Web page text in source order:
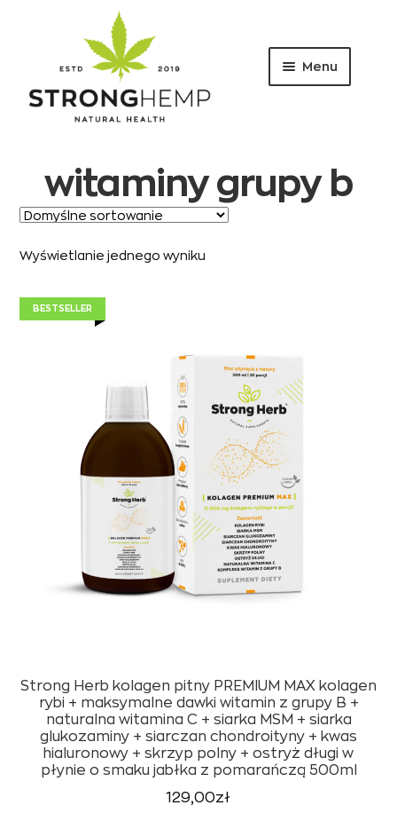
Przejdź
do
nawigacji
Przejdź
do
Menu
witaminy grupy b
Wyświetlanie jednego wyniku
BESTSELLER
Strong Herb kolagen pitny PREMIUM MAX kolagen
rybi + maksymalne dawki witamin z grupy B +
naturalna witamina C + siarka MSM + siarka
glukozaminy + siarczan chondroityny + kwas
hialuronowy + skrzyp polny + ostryż długi w
płynie o smaku jabłka z pomarańczą 500ml
129,00zł